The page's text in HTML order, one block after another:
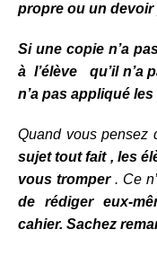
propre ou un devoir
Si une copie n’a
à l’élève qu’il n’a
n’a pas appliqué
Quand vous pensez
sujet tout fait , les
vous tromper. Ce
de rédiger eux-
cahier. Sachez